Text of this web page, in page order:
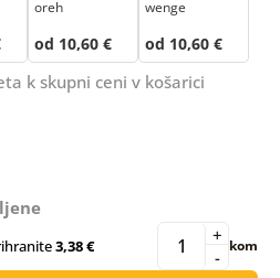
oreh
od 10,60 €
wenge
od 10,60 €
k skupni ceni v košarici
3,38 € -
+ kom